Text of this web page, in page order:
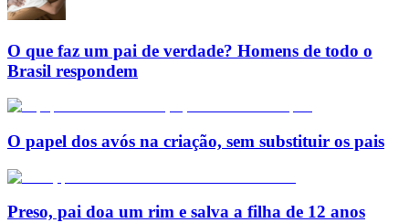
O que faz um pai de verdade? Homens de todo o
Brasil respondem
O papel dos avós na criação, sem substituir os pais
Preso, pai doa um rim e salva a filha de 12 anos